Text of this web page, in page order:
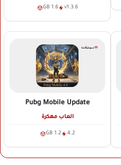
v1.3.6
1.6 GB
Pubg Mobile Update
العاب مهكرة
4.2
1.2 GB